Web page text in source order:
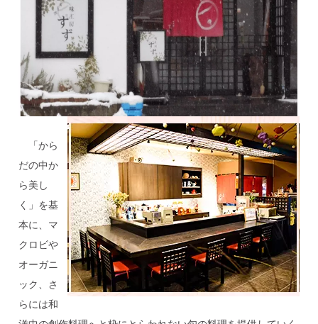
「から
だの中か
ら美し
く」を基
本に、マ
クロビや
オーガニ
ック、さ
らには和